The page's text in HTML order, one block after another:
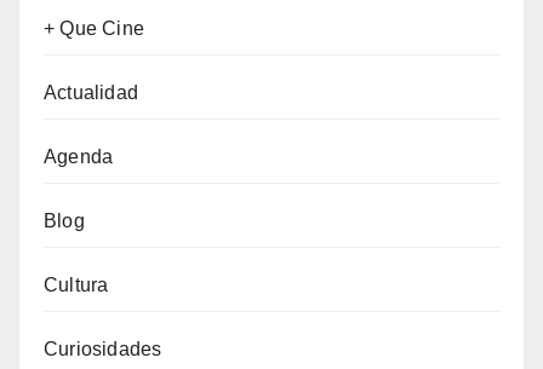
+ Que Cine
Actualidad
Agenda
Blog
Cultura
Curiosidades